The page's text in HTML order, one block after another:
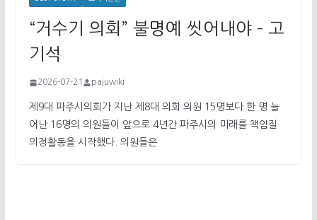
“거수기 의회” 불명예 씻어내야 – 고
기석
2026-07-21 pajuwiki
제9대 파주시의회가 지난 제8대 의회 의원 15명보다 한 명 늘
어난 16명의 의원들이 앞으로 4년간 파주시의 미래를 책임질
의정활동을 시작했다. 의원들은